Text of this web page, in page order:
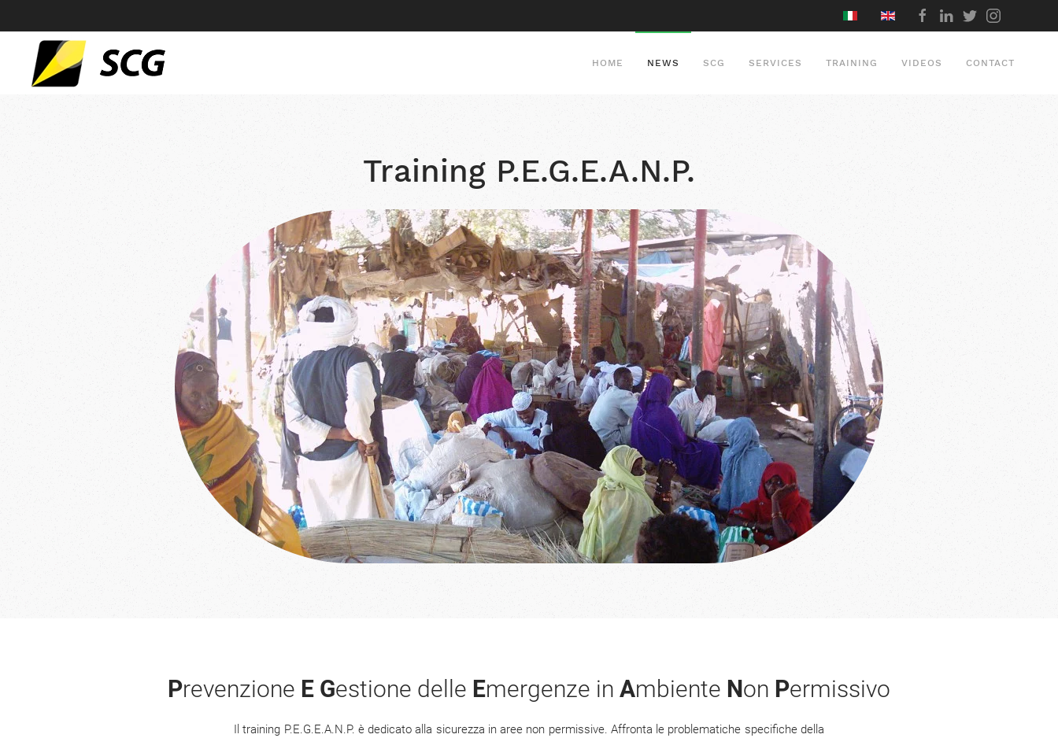
HOME NEWS SCG SERVICES TRAINING VIDEOS CONTACT
Training P.E.G.E.A.N.P.
Prevenzione E Gestione delle Emergenze in Ambiente Non Permissivo
Il training P.E.G.E.A.N.P. è dedicato alla sicurezza in aree non permissive. Affronta le problematiche specifiche della